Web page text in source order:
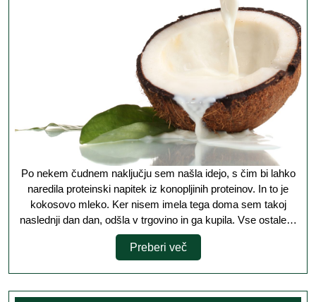
da
lahko
k
okusi
Po nekem čudnem naključju sem našla idejo, s čim bi lahko
naredila proteinski napitek iz konopljinih proteinov. In to je
kokosovo mleko. Ker nisem imela tega doma sem takoj
naslednji dan dan, odšla v trgovino in ga kupila. Vse ostale…
Preberi večPreberi
več